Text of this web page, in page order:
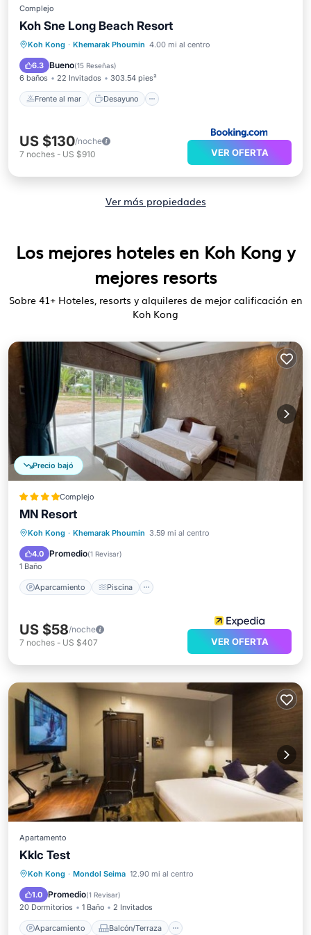
Complejo
Koh Sne Long Beach Resort
Koh Kong · Khemarak Phoumin 4.00 mi al centro
6.3 Bueno(15 Reseñas)
6 baños 22 Invitados 303.54 pies²
Frente al mar Desayuno
Frente al mar
Desayuno
Aparcamiento
US $130/noche
7 noches - US $910 VER OFERTA
Ver más propiedades
Los mejores hoteles en Koh Kong y
mejores resorts
Sobre 41+ Hoteles, resorts y alquileres de mejor calificación en
Koh Kong
Precio bajó
Complejo
MN Resort
Koh Kong · Khemarak Phoumin 3.59 mi al centro
4.0 Promedio(1 Revisar)
1 Baño
Aparcamiento Piscina
Aparcamiento Piscina
Spa
Vista al mar
US $58/noche
7 noches - US $407 VER OFERTA
Apartamento
Kklc Test
Koh Kong · Mondol Seima 12.90 mi al centro
1.0 Promedio(1 Revisar)
20 Dormitorios 1 Baño 2 Invitados
Aparcamiento Balcón/Terraza
Aparcamiento
Balcón/Terraza
Vistas